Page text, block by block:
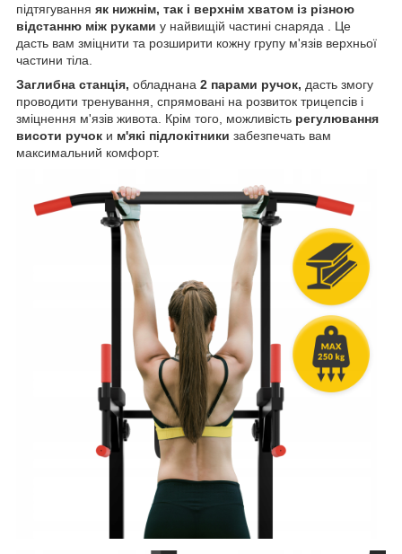
підтягування як нижнім, так і верхнім хватом із різною
відстанню між руками у найвищій частині снаряда . Це
дасть вам зміцнити та розширити кожну групу м'язів верхньої
частини тіла.
Заглибна станція, обладнана 2 парами ручок, дасть змогу
проводити тренування, спрямовані на розвиток трицепсів і
зміцнення м'язів живота. Крім того, можливість регулювання
висоти ручок и м'які підлокітники забезпечать вам
максимальний комфорт.